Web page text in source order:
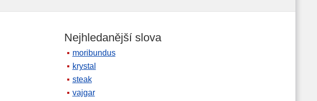
Nejhledanější slova
moribundus
krystal
steak
vajgar